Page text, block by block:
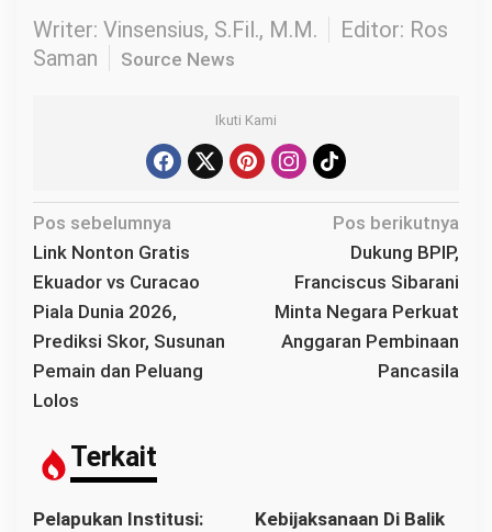
Writer: Vinsensius, S.Fil., M.M.
Editor: Ros
Saman
Source News
Ikuti Kami
N
a
v
i
g
a
s
p
o
s
Pos sebelumnya
Link Nonton Gratis
Ekuador vs Curacao
Piala Dunia 2026,
Prediksi Skor, Susunan
Pemain dan Peluang
Lolos
Pos berikutnya
Dukung BPIP,
Franciscus Sibarani
Minta Negara Perkuat
Anggaran Pembinaan
Pancasila
Terkait
Pelapukan Institusi:
Kebijaksanaan Di Balik